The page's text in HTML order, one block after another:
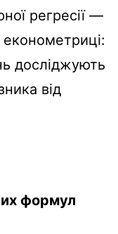
регресії —
досліджують
від
формул